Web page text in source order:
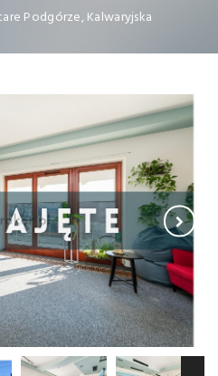
Podgórze, Kalwaryjska